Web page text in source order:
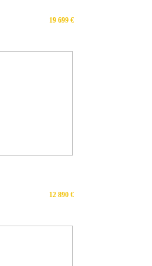
19 699 €
12 890 €